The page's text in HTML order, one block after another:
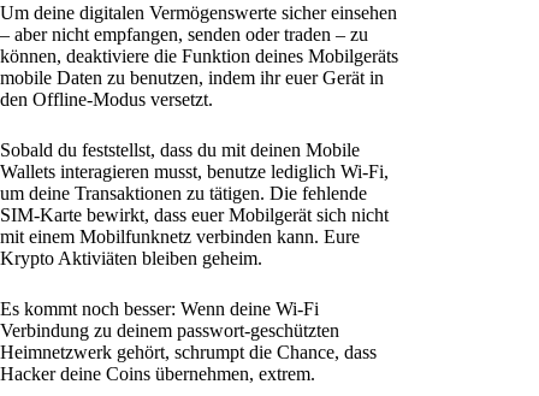
Um deine digitalen Vermögenswerte sicher einsehen
– aber nicht empfangen, senden oder traden – zu
können, deaktiviere die Funktion deines Mobilgeräts
mobile Daten zu benutzen, indem ihr euer Gerät in
den Offline-Modus versetzt.
Sobald du feststellst, dass du mit deinen Mobile
Wallets interagieren musst, benutze lediglich Wi-Fi,
um deine Transaktionen zu tätigen. Die fehlende
SIM-Karte bewirkt, dass euer Mobilgerät sich nicht
mit einem Mobilfunknetz verbinden kann. Eure
Krypto Aktiviäten bleiben geheim.
Es kommt noch besser: Wenn deine Wi-Fi
Verbindung zu deinem passwort-geschützten
Heimnetzwerk gehört, schrumpt die Chance, dass
Hacker deine Coins übernehmen, extrem.